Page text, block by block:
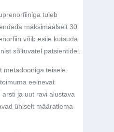
tuleb
maksimaalselt 30
võib esile kutsuda
sõltuvatel patsientidel.
metadooniga teisele
eelnevat
ja uut ravi alustava
ühiselt määratlema